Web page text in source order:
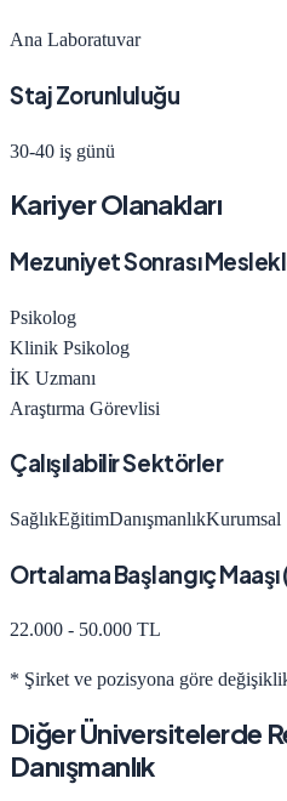
Ana Laboratuvar
Staj Zorunluluğu
30-40 iş günü
Kariyer Olanakları
Mezuniyet Sonrası
Psikolog
Klinik Psikolog
İK Uzmanı
Araştırma Görevlisi
Çalışılabilir Sektörler
SağlıkEğitimDanışmanlıkKurumsal
Ortalama Başlangıç Maaşı
22.000 - 50.000 TL
* Şirket ve pozisyona göre
Diğer Üniversitelerde
Danışmanlık